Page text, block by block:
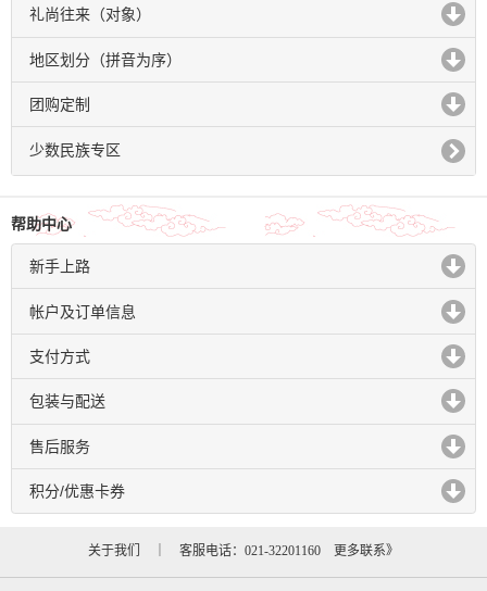
礼尚往来（对象）
click to expand contents
地区划分（拼音为序）
click to expand contents
团购定制
click to expand contents
少数民族专区
帮助中心
新手上路
click to expand contents
帐户及订单信息
click to expand contents
支付方式
click to expand contents
包装与配送
click to expand contents
售后服务
click to expand contents
积分/优惠卡券
click to expand contents
关于我们 ｜ 客服电话：021-32201160 更多联系》